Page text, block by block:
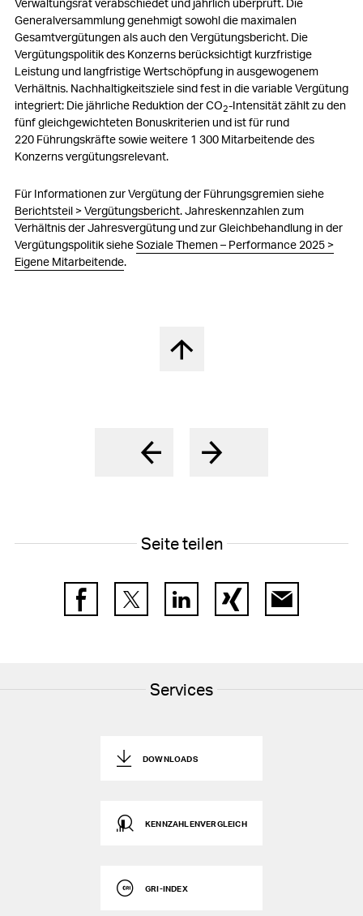
Verwaltungsrat verabschiedet und jährlich überprüft. Die
Generalversammlung genehmigt sowohl die maximalen
Gesamtvergütungen als auch den Vergütungsbericht. Die
Vergütungspolitik des Konzerns berücksichtigt kurzfristige
Leistung und langfristige Wertschöpfung in ausgewogenem
Verhältnis. Nachhaltigkeitsziele sind fest in die variable Vergütung
integriert: Die jährliche Reduktion der CO2-Intensität zählt zu den
fünf gleichgewichteten Bonuskriterien und ist für rund
220 Führungskräfte sowie weitere 1 300 Mitarbeitende des
Konzerns vergütungsrelevant.
Für Informationen zur Vergütung der Führungsgremien siehe
Berichtsteil > Vergütungsbericht. Jahreskennzahlen zum
Verhältnis der Jahresvergütung und zur Gleichbehandlung in der
Vergütungspolitik sieheSoziale Themen – Performance 2025 >
Eigene Mitarbeitende.
Nach oben springen
Seite teilen
FacebookTwitter LinkedIn Xing E-Mail
Services
DOWNLOADS
KENNZAHLENVERGLEICH
GRI-INDEX